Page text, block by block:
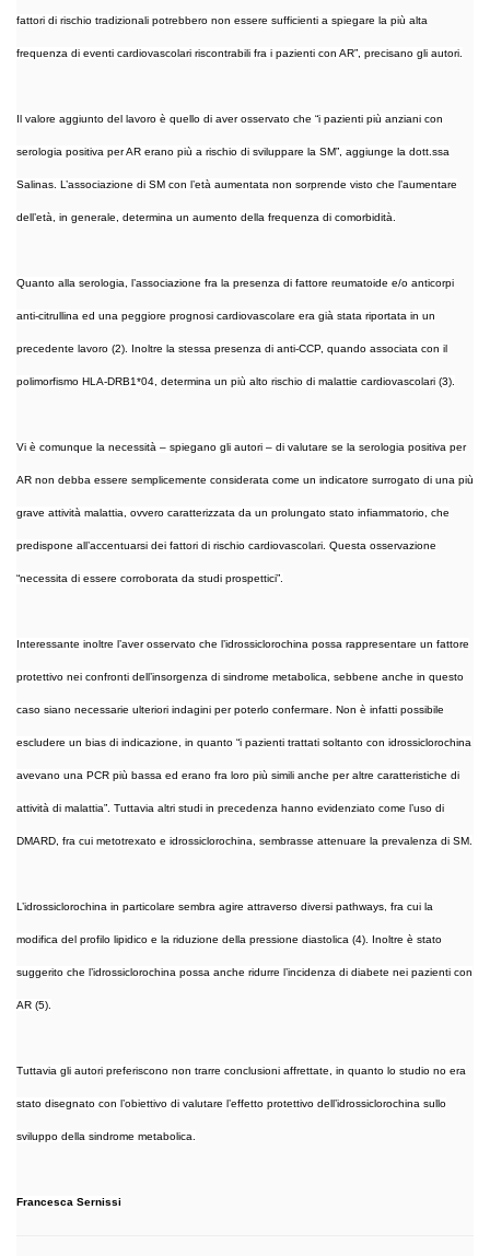
fattori di rischio tradizionali potrebbero non essere sufficienti a spiegare la più alta
frequenza di eventi cardiovascolari riscontrabili fra i pazienti con AR”, precisano gli autori.
Il valore aggiunto del lavoro è quello di aver osservato che “i pazienti più anziani con
serologia positiva per AR erano più a rischio di sviluppare la SM”, aggiunge la dott.ssa
Salinas. L’associazione di SM con l’età aumentata non sorprende visto che l’aumentare
dell’età, in generale, determina un aumento della frequenza di comorbidità.
Quanto alla serologia, l’associazione fra la presenza di fattore reumatoide e/o anticorpi
anti-citrullina ed una peggiore prognosi cardiovascolare era già stata riportata in un
precedente lavoro (2). Inoltre la stessa presenza di anti-CCP, quando associata con il
polimorfismo HLA-DRB1*04, determina un più alto rischio di malattie cardiovascolari (3).
Vi è comunque la necessità – spiegano gli autori – di valutare se la serologia positiva per
AR non debba essere semplicemente considerata come un indicatore surrogato di una più
grave attività malattia, ovvero caratterizzata da un prolungato stato infiammatorio, che
predispone all’accentuarsi dei fattori di rischio cardiovascolari. Questa osservazione
“necessita di essere corroborata da studi prospettici”.
Interessante inoltre l’aver osservato che l’idrossiclorochina possa rappresentare un fattore
protettivo nei confronti dell’insorgenza di sindrome metabolica, sebbene anche in questo
caso siano necessarie ulteriori indagini per poterlo confermare. Non è infatti possibile
escludere un bias di indicazione, in quanto “i pazienti trattati soltanto con idrossiclorochina
avevano una PCR più bassa ed erano fra loro più simili anche per altre caratteristiche di
attività di malattia”. Tuttavia altri studi in precedenza hanno evidenziato come l’uso di
DMARD, fra cui metotrexato e idrossiclorochina, sembrasse attenuare la prevalenza di SM.
L’idrossiclorochina in particolare sembra agire attraverso diversi pathways, fra cui la
modifica del profilo lipidico e la riduzione della pressione diastolica (4). Inoltre è stato
suggerito che l’idrossiclorochina possa anche ridurre l’incidenza di diabete nei pazienti con
AR (5).
Tuttavia gli autori preferiscono non trarre conclusioni affrettate, in quanto lo studio no era
stato disegnato con l’obiettivo di valutare l’effetto protettivo dell’idrossiclorochina sullo
sviluppo della sindrome metabolica.
Francesca Sernissi